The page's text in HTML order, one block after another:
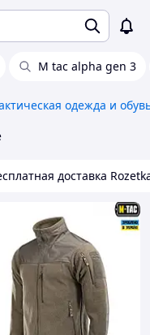
M tac alpha gen 3
одежда и
доставка